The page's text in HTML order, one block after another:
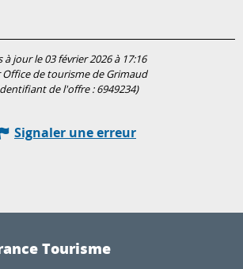
à jour le 03 février 2026 à 17:16
Office de tourisme de Grimaud
de l'offre :6949234)
Signaler une erreur
Tourisme